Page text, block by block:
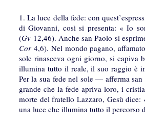
1. La luce della fede: con
di Giovanni, così si presenta: « Io
(Gv 12,46). Anche san Paolo si
Cor4,6). Nel mondo pagano,
sole rinasceva ogni giorno, si capiva
illumina tutto il reale, il suo raggio è
Per la sua fede nel sole — afferma
grande che la fede apriva loro, i
morte del fratello Lazzaro, Gesù
una luce che illumina tutto il percorso